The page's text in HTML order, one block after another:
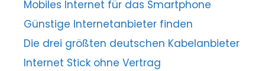
Mobiles Internet für das Smartphone
Günstige Internetanbieter finden
Die drei größten deutschen Kabelanbieter
Internet Stick ohne Vertrag